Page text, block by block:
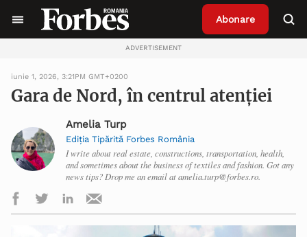
Abonare
ADVERTISEMENT
iunie 1, 2026, 3:21PM GMT+0200
Gara de Nord, în centrul atenției
Amelia Turp
Ediția Tipărită Forbes România
I write about real estate, constructions, transportation, health,
and sometimes about the business of textiles and fashion. Got any
news tips? Drop me an email at amelia.turp@forbes.ro.